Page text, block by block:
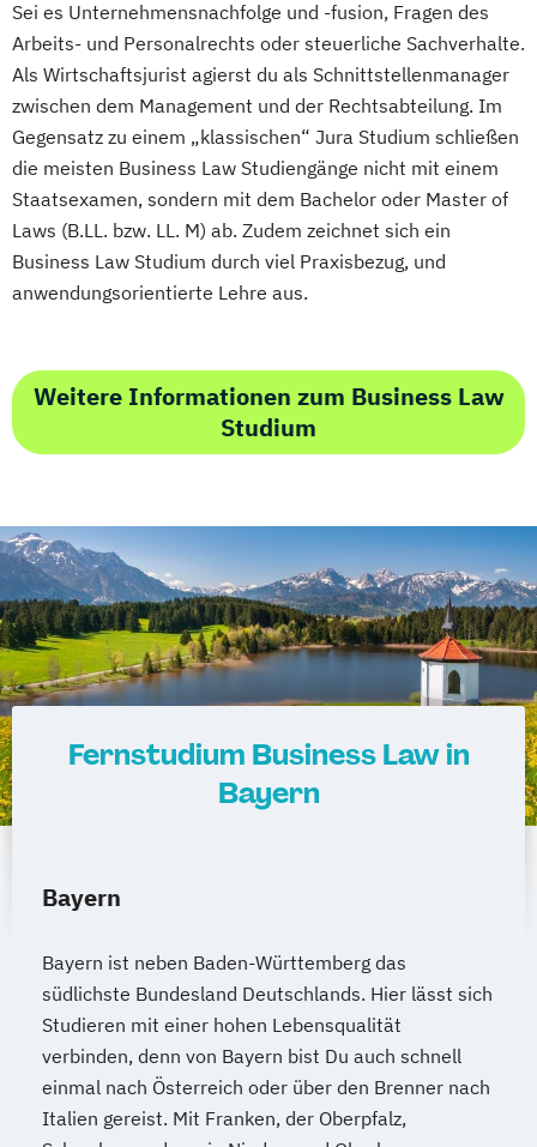
Sei es Unternehmensnachfolge und -fusion, Fragen des
Arbeits- und Personalrechts oder steuerliche Sachverhalte.
Als Wirtschaftsjurist agierst du als Schnittstellenmanager
zwischen dem Management und der Rechtsabteilung. Im
Gegensatz zu einem „klassischen“ Jura Studium schließen
die meisten Business Law Studiengänge nicht mit einem
Staatsexamen, sondern mit dem Bachelor oder Master of
Laws (B.LL. bzw. LL. M) ab. Zudem zeichnet sich ein
Business Law Studium durch viel Praxisbezug, und
anwendungsorientierte Lehre aus.
Weitere Informationen zum Business Law
Studium
Fernstudium Business Law in
Bayern
Bayern
Bayern ist neben Baden-Württemberg das
südlichste Bundesland Deutschlands. Hier lässt sich
Studieren mit einer hohen Lebensqualität
verbinden, denn von Bayern bist Du auch schnell
einmal nach Österreich oder über den Brenner nach
Italien gereist. Mit Franken, der Oberpfalz,